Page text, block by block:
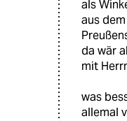
als
aus
da wär
mit
was
allemal